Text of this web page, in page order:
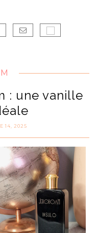
: une vanille
14, 2025